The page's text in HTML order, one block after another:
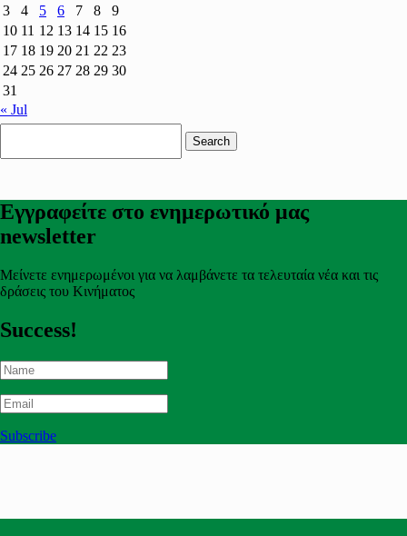
3
4 5 6 7 8
9
10 11 12 13 14 15 16
17 18 19 20 21 22 23
24 25 26 27 28 29 30
31
« Jul
Εγγραφείτε στο ενημερωτικό μας
newsletter
Μείνετε ενημερωμένοι για να λαμβάνετε τα τελευταία νέα και τις
δράσεις του Κινήματος
Success!
Subscribe